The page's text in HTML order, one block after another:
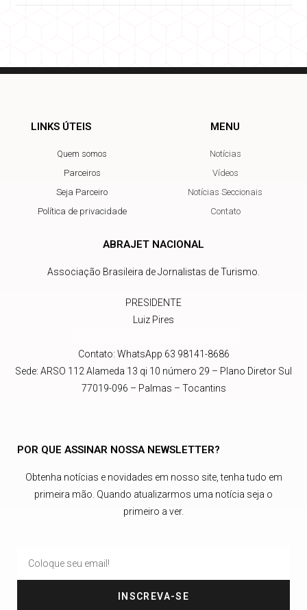
LINKS ÚTEIS
Quem somos
Parceiros
Seja Parceiro
Política de privacidade
MENU
Notícias
Vídeos
Notícias Seccionais
Contato
ABRAJET NACIONAL
Associação Brasileira de Jornalistas de Turismo.
PRESIDENTE
Luiz Pires
Contato: WhatsApp 63 98141-8686
Sede: ARSO 112 Alameda 13 qi 10 número 29 – Plano Diretor Sul
77019-096 – Palmas – Tocantins
POR QUE ASSINAR NOSSA NEWSLETTER?
Obtenha notícias e novidades em nosso site, tenha tudo em
primeira mão. Quando atualizarmos uma notícia seja o
primeiro a ver.
INSCREVA-SE